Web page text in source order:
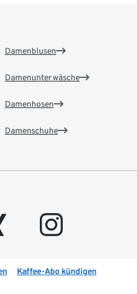
Damenblusen
Damenunterwäsche
Damenhosen
Damenschuhe
instagram
Kaffee-Abo kündigen